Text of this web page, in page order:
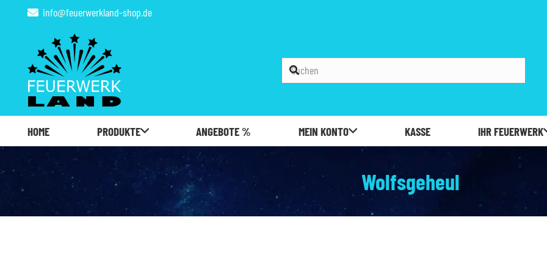
info@feuerwerkland-shop.de
HOME PRODUKTE ANGEBOTE % MEIN KONTO KASSE IHR FEUERWERK
Wolfsgeheul